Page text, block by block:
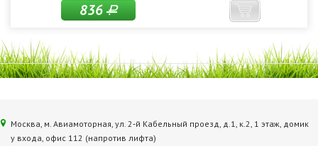
836Р
Москва, м. Авиамоторная, ул. 2‑й Кабельный проезд, д.1, к.2, 1 этаж, домик
у входа, офис 112 (напротив лифта)